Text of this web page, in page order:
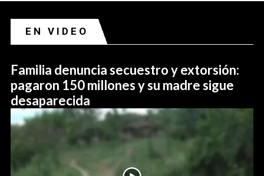
EN VIDEO
Familia denuncia secuestro y extorsión:
pagaron 150 millones y su madre sigue
desaparecida